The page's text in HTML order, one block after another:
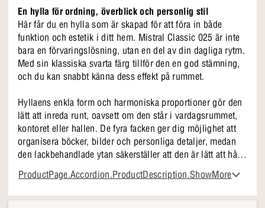
En hylla för ordning, överblick och personlig stil
Här får du en hylla som är skapad för att föra in både
funktion och estetik i ditt hem. Mistral Classic 025 är inte
bara en förvaringslösning, utan en del av din dagliga rytm.
Med sin klassiska svarta färg tillför den en god stämning,
och du kan snabbt känna dess effekt på rummet.
Hyllaens enkla form och harmoniska proportioner gör den
lätt att inreda runt, oavsett om den står i vardagsrummet,
kontoret eller hallen. De fyra facken ger dig möjlighet att
organisera böcker, bilder och personliga detaljer, medan
den lackbehandlade ytan säkerställer att den är lätt att hålla
ren. Materialet i svartbetsad askfanér gör den robust och
redo för daglig användning.
ProductPage.Accordion.ProductDescription.ShowMore